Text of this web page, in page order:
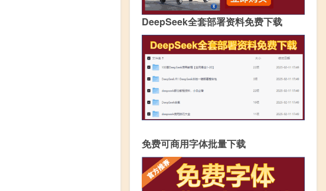
DeepSeek全套部署资料免费下载
免费可商用字体批量下载